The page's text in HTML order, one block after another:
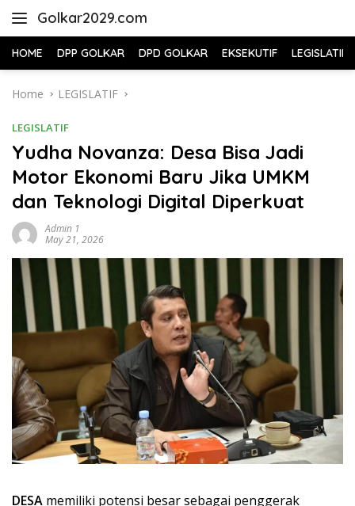
Golkar2029.com
HOME DPP GOLKAR DPD GOLKAR EKSEKUTIF LEGISLATIF
Home LEGISLATIF
LEGISLATIF
Yudha Novanza: Desa Bisa Jadi
Motor Ekonomi Baru Jika UMKM
dan Teknologi Digital Diperkuat
Admin 1
May 21, 2026
DESA memiliki potensi besar sebagai penggerak